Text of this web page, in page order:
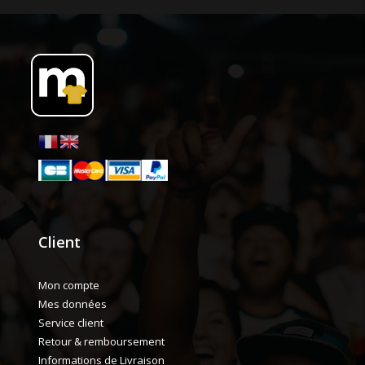
Client
Mon compte
Mes données
Service client
Retour & remboursement
Informations de Livraison